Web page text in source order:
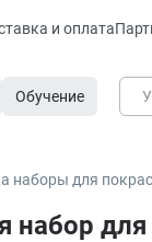
и оплата
Обучение
наборы для
для